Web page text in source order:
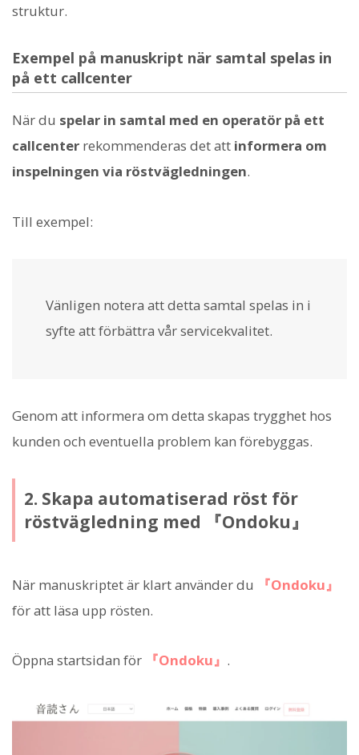
struktur.
Exempel på manuskript när samtal spelas in
på ett callcenter
När du spelar in samtal med en operatör på ett
callcenter rekommenderas det att informera om
inspelningen via röstvägledningen.
Till exempel:
Vänligen notera att detta samtal spelas in i
syfte att förbättra vår servicekvalitet.
Genom att informera om detta skapas trygghet hos
kunden och eventuella problem kan förebyggas.
2. Skapa automatiserad röst för
röstvägledning med 『Ondoku』
När manuskriptet är klart använder du
『Ondoku』
för att läsa upp rösten.
Öppna startsidan för 『Ondoku』 .